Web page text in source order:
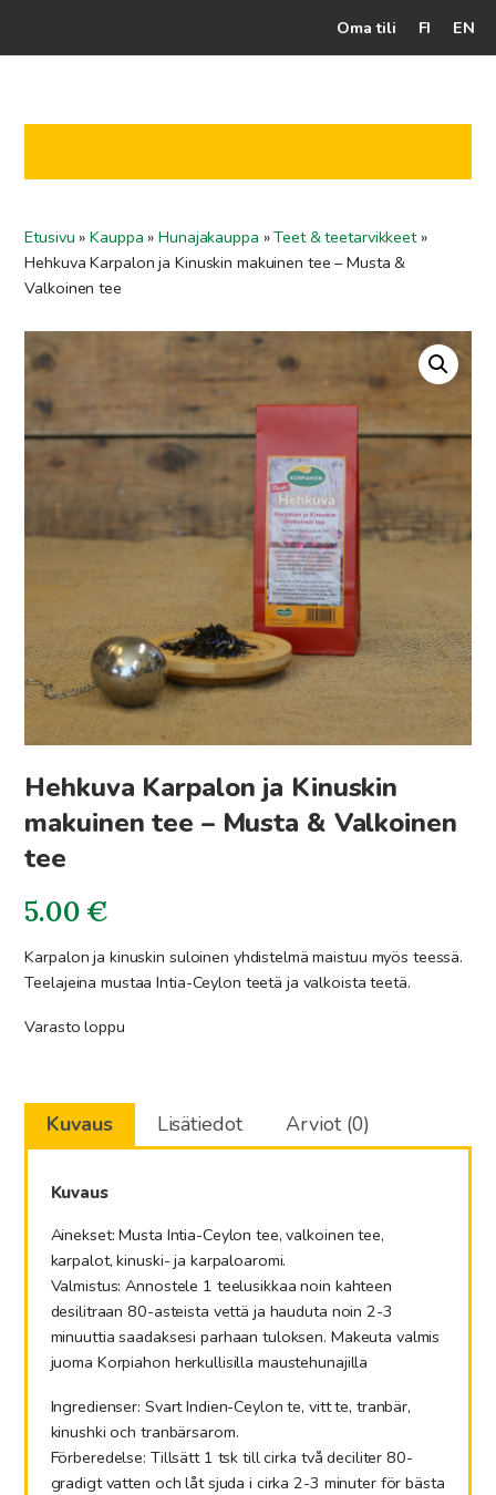
Oma tili FI EN
Jälleenmyyjät
Yritys
Yhteydenotto
Etusivu »Kauppa »Hunajakauppa »Teet & teetarvikkeet»
Hehkuva Karpalon ja Kinuskin makuinen tee – Musta &
Valkoinen tee
Hehkuva Karpalon ja Kinuskin
makuinen tee – Musta & Valkoinen
tee
5.00€
Karpalon ja kinuskin suloinen yhdistelmä maistuu myös teessä.
Teelajeina mustaa Intia-Ceylon teetä ja valkoista teetä.
Varasto loppu
Kuvaus Lisätiedot Arviot (0)
Kuvaus
Ainekset: Musta Intia-Ceylon tee, valkoinen tee,
karpalot, kinuski- ja karpaloaromi.
Valmistus: Annostele 1 teelusikkaa noin kahteen
desilitraan 80-asteista vettä ja hauduta noin 2-3
minuuttia saadaksesi parhaan tuloksen. Makeuta valmis
juoma Korpiahon herkullisilla maustehunajilla
Ingredienser: Svart Indien-Ceylon te, vitt te, tranbär,
kinushki och tranbärsarom.
Förberedelse: Tillsätt 1 tsk till cirka två deciliter 80-
gradigt vatten och låt sjuda i cirka 2-3 minuter för bästa